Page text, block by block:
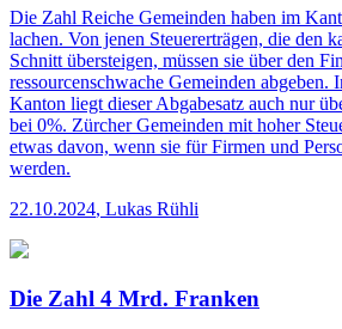
Die Zahl Reiche Gemeinden haben im
lachen. Von jenen Steuererträgen, die den
Schnitt übersteigen, müssen sie über den
ressourcen­schwache Gemeinden abgeben.
Kanton liegt dieser Abgabesatz auch nur
bei 0%. Zürcher Gemeinden mit hoher
etwas davon, wenn sie für Firmen und
werden.
22.10.2024, Lukas Rühli
Die Zahl 4 Mrd. Franken